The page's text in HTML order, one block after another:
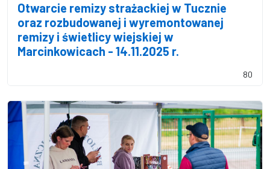
Otwarcie remizy strażackiej w Tucznie
oraz rozbudowanej i wyremontowanej
remizy i świetlicy wiejskiej w
Marcinkowicach - 14.11.2025 r.
80